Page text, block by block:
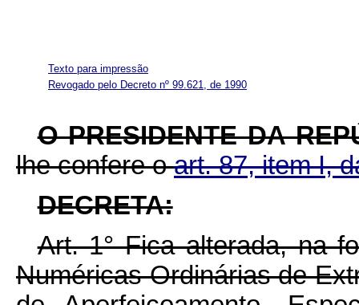
Texto para impressão
Revogado pelo Decreto nº 99.621, de 1990
O PRESIDENTE DA
lhe confere oart. 87, item I,
DECRETA:
Art. 1° Fica alterada, na
Numéricas Ordinárias de